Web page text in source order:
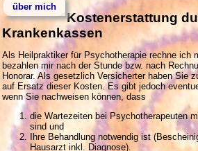
über mich
Kostenerstattung
Krankenkassen
Als Heilpraktiker für Psychotherapie rechne ich
bezahlen mir nach der Stunde bzw. nach
Honorar. Als gesetzlich Versicherter haben Sie
auf Ersatz dieser Kosten.Es gibt jedoch
wenn Sie nachweisen können, dass
die Wartezeiten bei Psychotherapeuten
sind und
Ihre Behandlung notwendig ist
Hausarzt inkl. Diagnose).